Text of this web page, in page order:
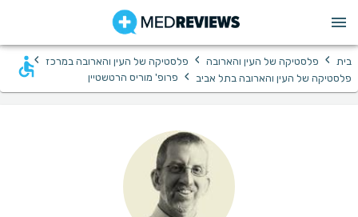
בית › פלסטיקה של העין והארובה › פלסטיקה של העין והארובה במרכז ›
פלסטיקה של העין והארובה בתל אביב › פרופ' מוריס הרטשטיין